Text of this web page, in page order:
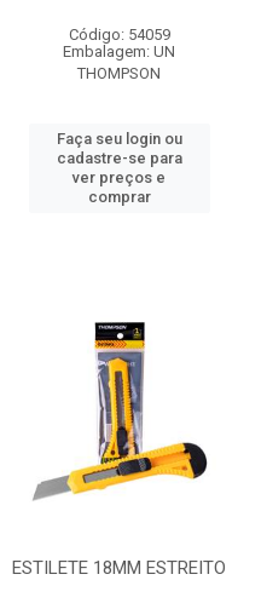
Código: 54059
Embalagem: UN
THOMPSON
Faça seu login ou
cadastre-se para
ver preços e
comprar
ESTILETE 18MM ESTREITO